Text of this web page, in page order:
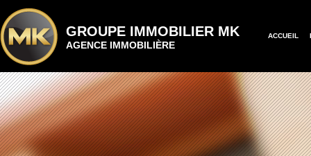
GROUPE IMMOBILIER MK
AGENCE IMMOBILIÈRE
ACCUEIL